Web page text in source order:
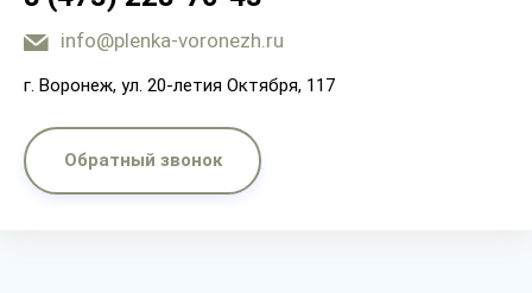
info@plenka-voronezh.ru
г. Воронеж, ул. 20-летия Октября, 117
Обратный звонок